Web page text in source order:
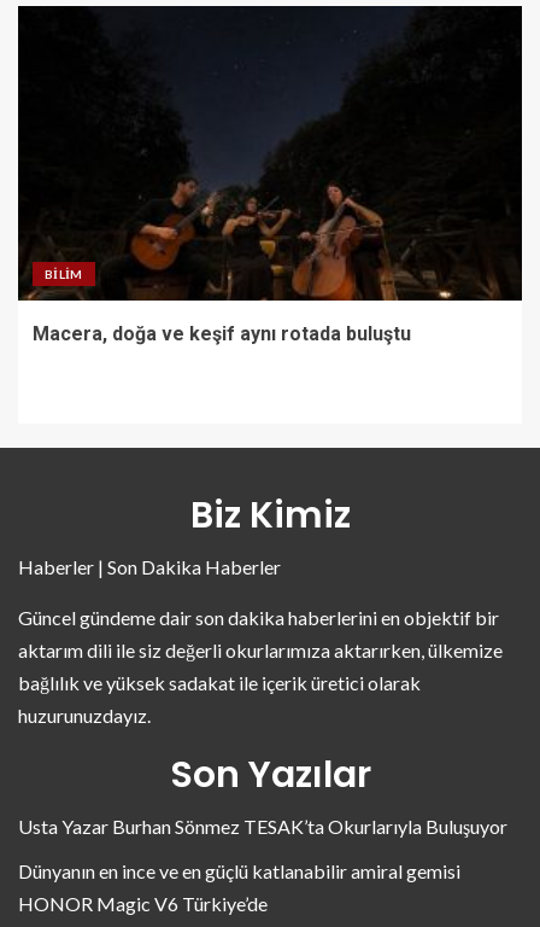
BILIM
Macera, doğa ve keşif aynı rotada buluştu
Biz Kimiz
Haberler | Son Dakika Haberler
Güncel gündeme dair son dakika haberlerini en objektif bir
aktarım dili ile siz değerli okurlarımıza aktarırken, ülkemize
bağlılık ve yüksek sadakat ile içerik üretici olarak
huzurunuzdayız.
Son Yazılar
Usta Yazar Burhan Sönmez TESAK’ta Okurlarıyla Buluşuyor
Dünyanın en ince ve en güçlü katlanabilir amiral gemisi
HONOR Magic V6 Türkiye’de